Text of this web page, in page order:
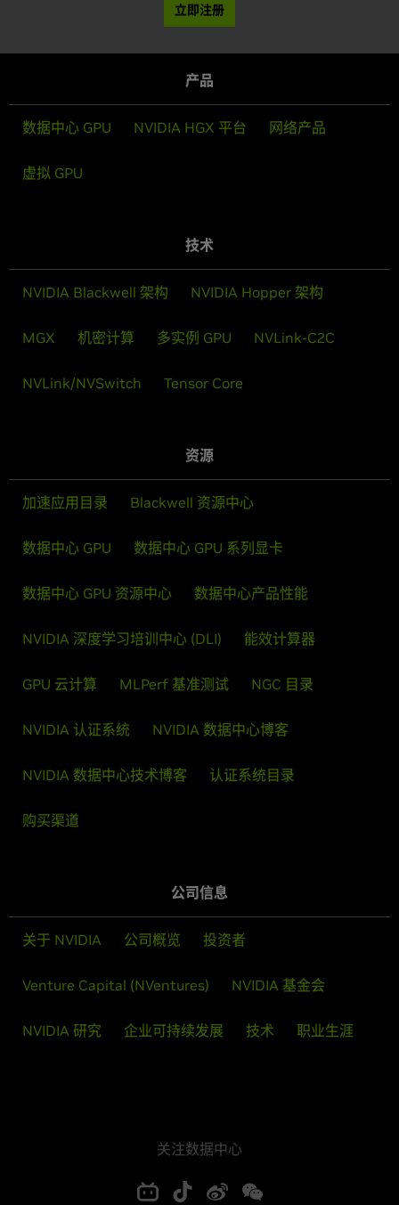
立即注册
产品
数据中心 GPU NVIDIA HGX 平台 网络产品
虚拟 GPU
技术
NVIDIA Blackwell 架构 NVIDIA Hopper 架构
MGX 机密计算 多实例 GPU NVLink-C2C
NVLink/NVSwitch Tensor Core
资源
加速应用目录 Blackwell 资源中心
数据中心 GPU 数据中心 GPU 系列显卡
数据中心 GPU 资源中心 数据中心产品性能
NVIDIA 深度学习培训中心 (DLI) 能效计算器
GPU 云计算 MLPerf 基准测试 NGC 目录
NVIDIA 认证系统 NVIDIA 数据中心博客
NVIDIA 数据中心技术博客 认证系统目录
购买渠道
公司信息
关于 NVIDIA 公司概览 投资者
Venture Capital (NVentures) NVIDIA 基金会
NVIDIA 研究 企业可持续发展 技术 职业生涯
关注数据中心